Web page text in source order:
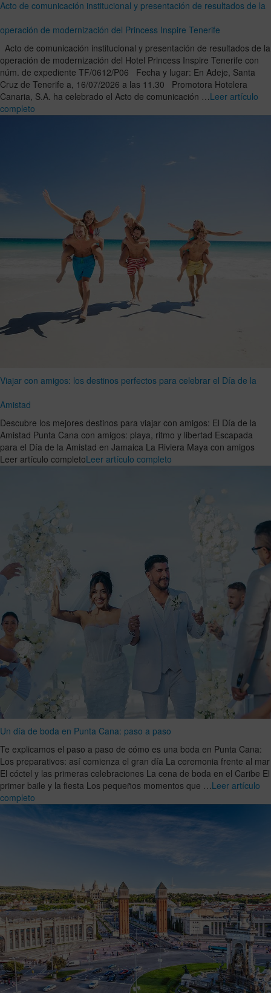
Acto de comunicación institucional y presentación de resultados de la
operación de modernización del Princess Inspire Tenerife
Acto de comunicación institucional y presentación de resultados de la
operación de modernización del Hotel Princess Inspire Tenerife con
núm. de expediente TF/0612/P06 Fecha y lugar: En Adeje, Santa
Cruz de Tenerife a, 16/07/2026 a las 11.30 Promotora Hotelera
Canaria, S.A. ha celebrado el Acto de comunicación …Leer artículo
completo
Viajar con amigos: los destinos perfectos para celebrar el Día de la
Amistad
Descubre los mejores destinos para viajar con amigos: El Día de la
Amistad Punta Cana con amigos: playa, ritmo y libertad Escapada
para el Día de la Amistad en Jamaica La Riviera Maya con amigos
Leer artículo completoLeer artículo completo
Un día de boda en Punta Cana: paso a paso
Te explicamos el paso a paso de cómo es una boda en Punta Cana:
Los preparativos: así comienza el gran día La ceremonia frente al mar
El cóctel y las primeras celebraciones La cena de boda en el Caribe El
primer baile y la fiesta Los pequeños momentos que …Leer artículo
completo